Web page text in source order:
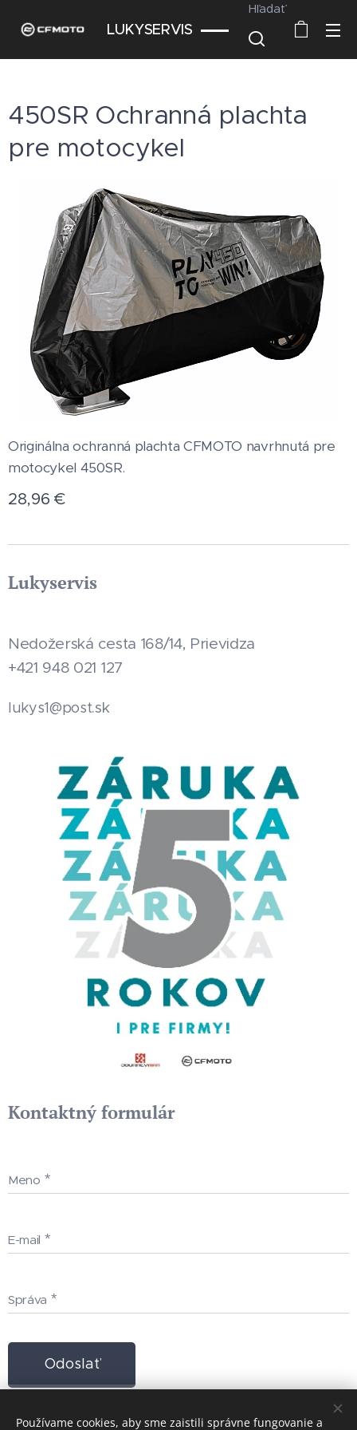
LUKYSERVIS
Hľadať
450SR Ochranná plachta
pre motocykel
Originálna ochranná plachta CFMOTO navrhnutá pre
motocykel 450SR.
28,96 €
Lukyservis
Nedožerská cesta 168/14, Prievidza
+421 948 021 127
lukys1@post.sk
Kontaktný formulár
Meno
E-mail
Správa
Odoslať
Používame cookies, aby sme zaistili správne fungovanie a